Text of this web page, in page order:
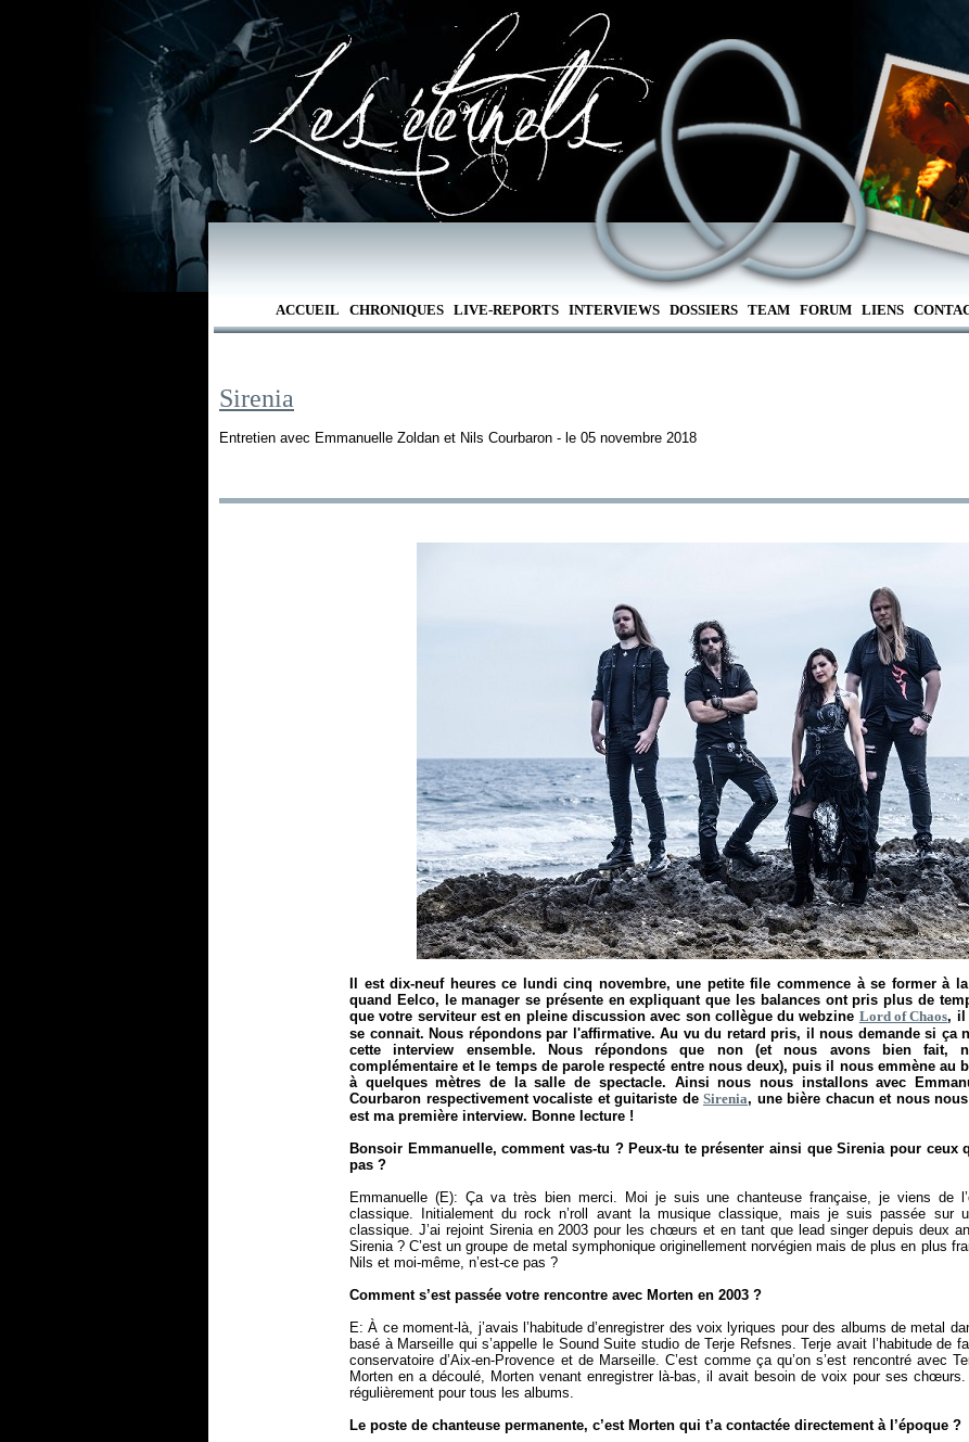
ACCUEIL CHRONIQUES LIVE-REPORTS INTERVIEWS DOSSIERS TEAM FORUM LIENS
Sirenia
Entretien avec Emmanuelle Zoldan et Nils Courbaron - le 05 novembre 2018
Il est dix-neuf heures ce lundi cinq novembre, une petite file commence à se former à
quand Eelco, le manager se présente en expliquant que les balances ont pris plus de
que votre serviteur est en pleine discussion avec son collègue du webzine Lord of Chaos, il
se connait. Nous répondons par l'affirmative. Au vu du retard pris, il nous demande si ça
cette interview ensemble. Nous répondons que non (et nous avons bien fait,
complémentaire et le temps de parole respecté entre nous deux), puis il nous emmène au
à quelques mètres de la salle de spectacle. Ainsi nous nous installons avec
Courbaron respectivement vocaliste et guitariste de Sirenia, une bière chacun et nous
est ma première interview. Bonne lecture !
Bonsoir Emmanuelle, comment vas-tu ? Peux-tu te présenter ainsi que Sirenia pour ceux
pas ?
Emmanuelle (E): Ça va très bien merci. Moi je suis une chanteuse française, je viens de
classique. Initialement du rock n’roll avant la musique classique, mais je suis passée sur
classique. J’ai rejoint Sirenia en 2003 pour les chœurs et en tant que lead singer depuis deux
Sirenia ? C’est un groupe de metal symphonique originellement norvégien mais de plus en plus
Nils et moi-même, n’est-ce pas ?
Comment s’est passée votre rencontre avec Morten en 2003 ?
E: À ce moment-là, j’avais l’habitude d’enregistrer des voix lyriques pour des albums de metal
basé à Marseille qui s’appelle le Sound Suite studio de Terje Refsnes. Terje avait l’habitude de
conservatoire d’Aix-en-Provence et de Marseille. C’est comme ça qu’on s’est rencontré avec
Morten en a découlé, Morten venant enregistrer là-bas, il avait besoin de voix pour ses chœurs.
régulièrement pour tous les albums.
Le poste de chanteuse permanente, c’est Morten qui t’a contactée directement à l’époque ?